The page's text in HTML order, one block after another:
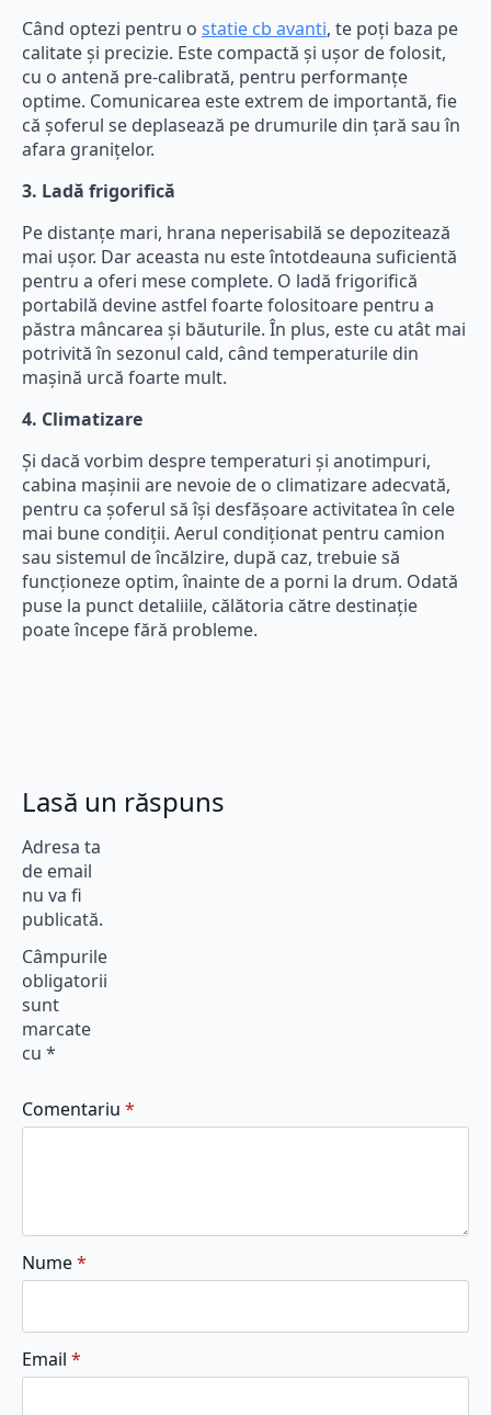
Când optezi pentru o statie cb avanti, te poți baza pe
calitate și precizie. Este compactă și ușor de folosit,
cu o antenă pre-calibrată, pentru performanțe
optime. Comunicarea este extrem de importantă, fie
că șoferul se deplasează pe drumurile din țară sau în
afara granițelor.
3. Ladă frigorifică
Pe distanțe mari, hrana neperisabilă se depozitează
mai ușor. Dar aceasta nu este întotdeauna suficientă
pentru a oferi mese complete. O ladă frigorifică
portabilă devine astfel foarte folositoare pentru a
păstra mâncarea și băuturile. În plus, este cu atât mai
potrivită în sezonul cald, când temperaturile din
mașină urcă foarte mult.
4. Climatizare
Și dacă vorbim despre temperaturi și anotimpuri,
cabina mașinii are nevoie de o climatizare adecvată,
pentru ca șoferul să își desfășoare activitatea în cele
mai bune condiții. Aerul condiționat pentru camion
sau sistemul de încălzire, după caz, trebuie să
funcționeze optim, înainte de a porni la drum. Odată
puse la punct detaliile, călătoria către destinație
poate începe fără probleme.
Lasă un răspuns
Adresa ta
de email
nu va fi
publicată.
Câmpurile
obligatorii
sunt
marcate
cu *
Comentariu *
Nume*
Email *